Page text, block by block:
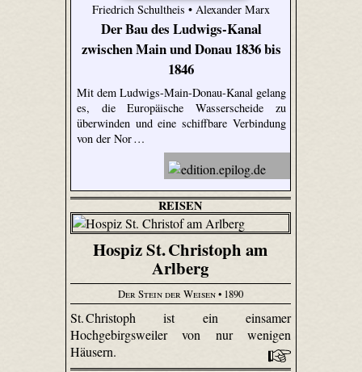
Friedrich Schultheis • Alexander Marx
Der Bau des Ludwigs-Kanal
zwischen Main und Donau 1836 bis
1846
Mit dem Ludwigs-Main-Donau-Kanal gelang
es, die Europäische Wasserscheide zu
überwinden und eine schiffbare Verbindung
von der Nor …
REISEN
Hospiz St. Christoph am
Arlberg
Der Stein der Weisen• 1890
St. Christoph ist ein einsamer
Hochgebirgsweiler von nur wenigen
Häusern.